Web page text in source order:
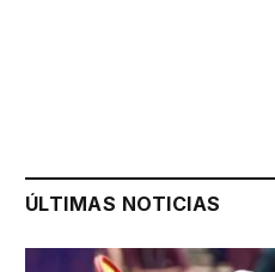
ÚLTIMAS NOTICIAS